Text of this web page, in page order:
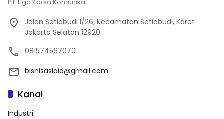
PT Tiga Karsa Komunika.
Jalan Setiabudi I/26, Kecamatan Setiabudi, Karet
Jakarta Selatan 12920
081574567070
bisnisasiaid@gmail.com
Kanal
Industri